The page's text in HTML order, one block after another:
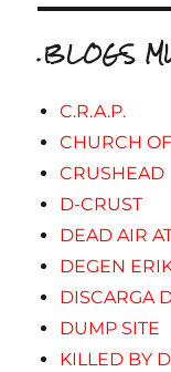
.BLOGS
C.R.A.P.
CHURCH
CRUSHEAD
D-CRUST
DEAD AIR
DEGEN
DISCARGA
DUMP SITE
KILLED BY